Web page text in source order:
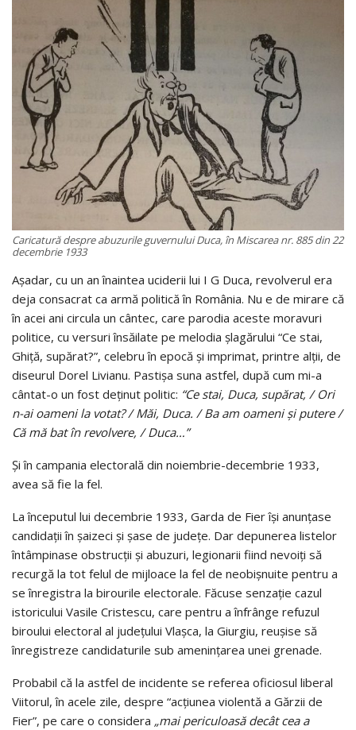
Caricatură despre abuzurile guvernului Duca, în Miscarea nr. 885 din 22
decembrie 1933
Așadar, cu un an înaintea uciderii lui I G Duca, revolverul era
deja consacrat ca armă politică în România. Nu e de mirare că
în acei ani circula un cântec, care parodia aceste moravuri
politice, cu versuri însăilate pe melodia șlagărului “Ce stai,
Ghiță, supărat?”, celebru în epocă și imprimat, printre alții, de
diseurul Dorel Livianu. Pastișa suna astfel, după cum mi-a
cântat-o un fost deținut politic: “Ce stai, Duca, supărat, / Ori
n-ai oameni la votat? / Măi, Duca. / Ba am oameni și putere /
Că mă bat în revolvere, / Duca…”
Și în campania electorală din noiembrie-decembrie 1933,
avea să fie la fel.
La începutul lui decembrie 1933, Garda de Fier își anunțase
candidații în șaizeci și șase de județe. Dar depunerea listelor
întâmpinase obstrucții și abuzuri, legionarii fiind nevoiți să
recurgă la tot felul de mijloace la fel de neobișnuite pentru a
se înregistra la birourile electorale. Făcuse senzație cazul
istoricului Vasile Cristescu, care pentru a înfrânge refuzul
biroului electoral al județului Vlașca, la Giurgiu, reușise să
înregistreze candidaturile sub amenințarea unei grenade.
Probabil că la astfel de incidente se referea oficiosul liberal
Viitorul, în acele zile, despre “acțiunea violentă a Gărzii de
Fier”, pe care o considera „mai periculoasă decât cea a